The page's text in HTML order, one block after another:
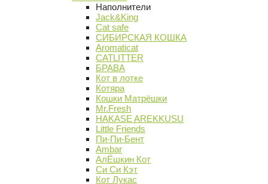
Наполнители
Jack&King
Cat safe
СИБИРСКАЯ КОШКА
Aromaticat
CATLITTER
БРАВА
Кот в лотке
Котяра
Кошки Матрёшки
Mr.Fresh
HAKASE AREKKUSU
Little Friends
Пи-Пи-Бент
Ambar
АлЁшкин Кот
Си Си Кэт
Кот Лукас